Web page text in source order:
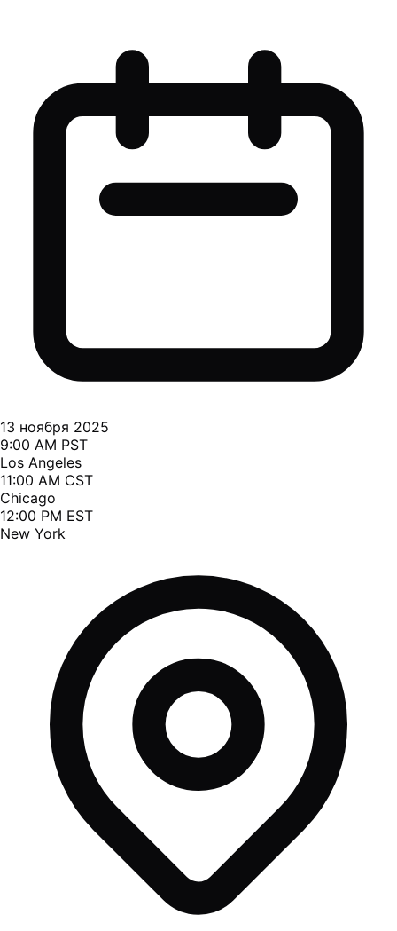
13 ноября 2025
9:00 AM PST
Los Angeles
11:00 AM CST
Chicago
12:00 PM EST
New York